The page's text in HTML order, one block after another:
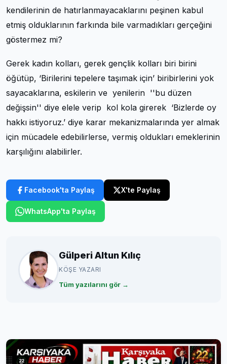
kendilerinin de hatırlanmayacaklarını peşinen kabul
etmiş olduklarının farkında bile varmadıkları gerçeğini
göstermez mi?
Gerek kadın kolları, gerek gençlik kolları biri birini
öğütüp, ‘Birilerini tepelere taşımak için’ biribirlerini yok
sayacaklarına, eskilerin ve yenilerin ''bu düzen
değişsin'' diye elele verip kol kola girerek ‘Bizlerde oy
hakkı istiyoruz.’ diye karar mekanizmalarında yer almak
için mücadele edebilirlerse, vermiş oldukları emeklerinin
karşılığını alabilirler.
Facebook'ta Paylaş X'te Paylaş
WhatsApp'ta Paylaş
Gülperi Altun Kılıç
KÖŞE YAZARI
Tüm yazılarını gör →